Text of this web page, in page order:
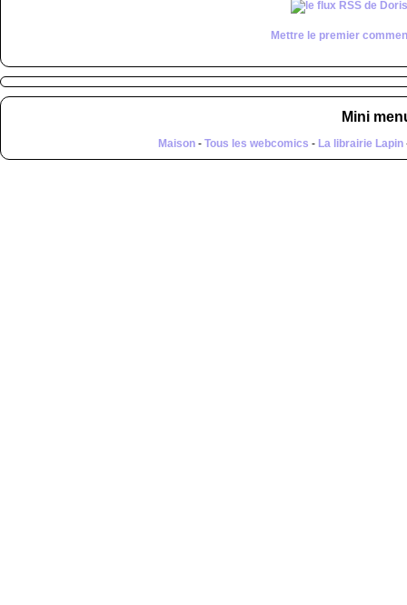
Mettre le premier
Mini
Maison- Tous les webcomics - La librairie Lapin